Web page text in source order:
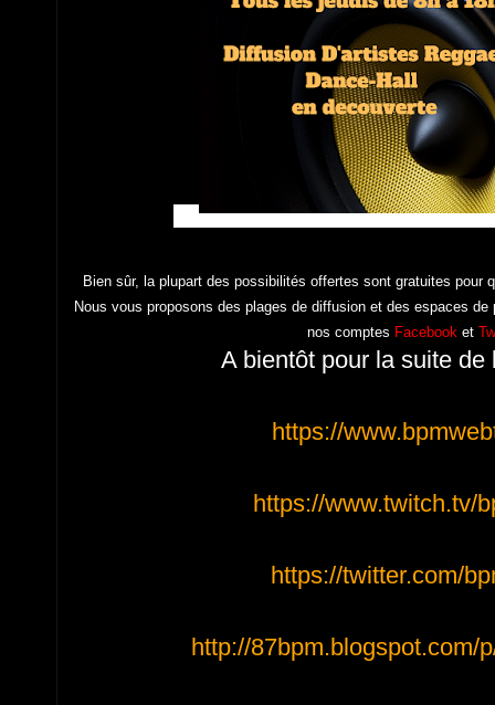
Bien sûr, l a plupart des possibilités offertes sont gratuites pour
Nous vous proposons des plages de diffusion et des espaces
nos comptes Facebook et
A bientôt pour la suite de
https://
https://www.twitch.tv/
https://twitter.com/
http://87bpm.blogspot.com/